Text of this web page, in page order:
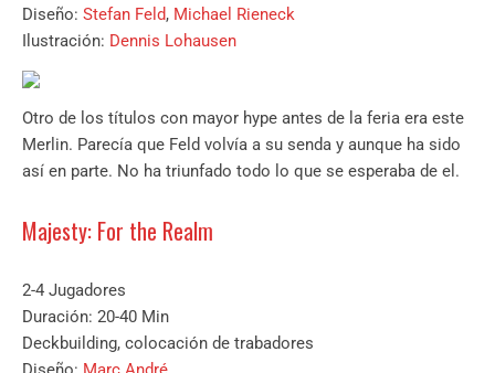
Diseño: Stefan Feld, Michael Rieneck
Ilustración: Dennis Lohausen
Otro de los títulos con mayor hype antes de la feria era este
Merlin. Parecía que Feld volvía a su senda y aunque ha sido
así en parte. No ha triunfado todo lo que se esperaba de el.
Majesty: For the Realm
2-4 Jugadores
Duración: 20-40 Min
Deckbuilding, colocación de trabadores